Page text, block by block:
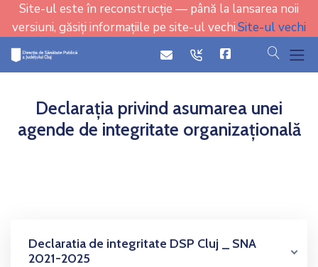
Site-ul este în reconstrucție — până la lansarea noii
versiuni, găsiți informațiile pe site-ul vechi.Site-ul vechi
iconicon cauta
Declarația privind asumarea unei
agende de integritate organizațională
Declaratia de integritate DSP Cluj _ SNA
2021-2025